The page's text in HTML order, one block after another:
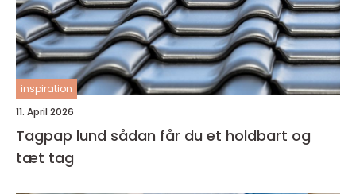
inspiration
11. April 2026
Tagpap lund sådan får du et holdbart og
tæt tag